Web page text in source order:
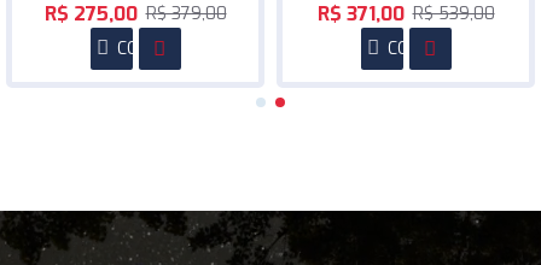
R$ 275,00 R$ 379,00
COMPRAR
R$ 371,00 R$ 539,00
COMPRAR